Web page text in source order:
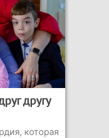
другу
которая